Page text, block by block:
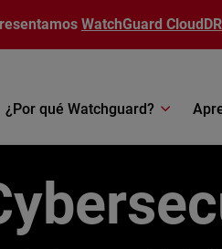
WatchGuard CloudDR
¿Por qué Watchguard?